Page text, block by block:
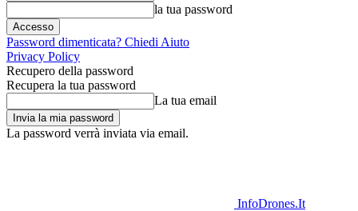
la tua password
Password dimenticata? Chiedi Aiuto
Privacy Policy
Recupero della password
Recupera la tua password
La tua email
La password verrà inviata via email.
InfoDrones.It